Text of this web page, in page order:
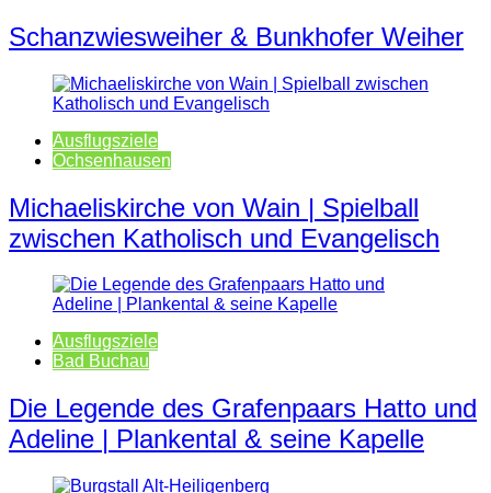
Schanzwiesweiher & Bunkhofer Weiher
Ausflugsziele
Ochsenhausen
Michaeliskirche von Wain | Spielball
zwischen Katholisch und Evangelisch
Ausflugsziele
Bad Buchau
Die Legende des Grafenpaars Hatto und
Adeline | Plankental & seine Kapelle